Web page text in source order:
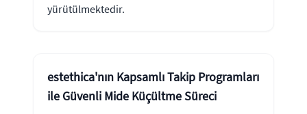
yürütülmektedir.
estethica'nın Kapsamlı Takip Programları
ile Güvenli Mide Küçültme Süreci